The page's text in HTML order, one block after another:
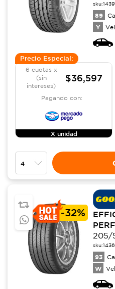
sku:
89
Y
Precio Especial:
6 cuotas x
(sin
intereses)
$36,597
Pagando con:
X unidad
-32%
205/
sku:
93
W